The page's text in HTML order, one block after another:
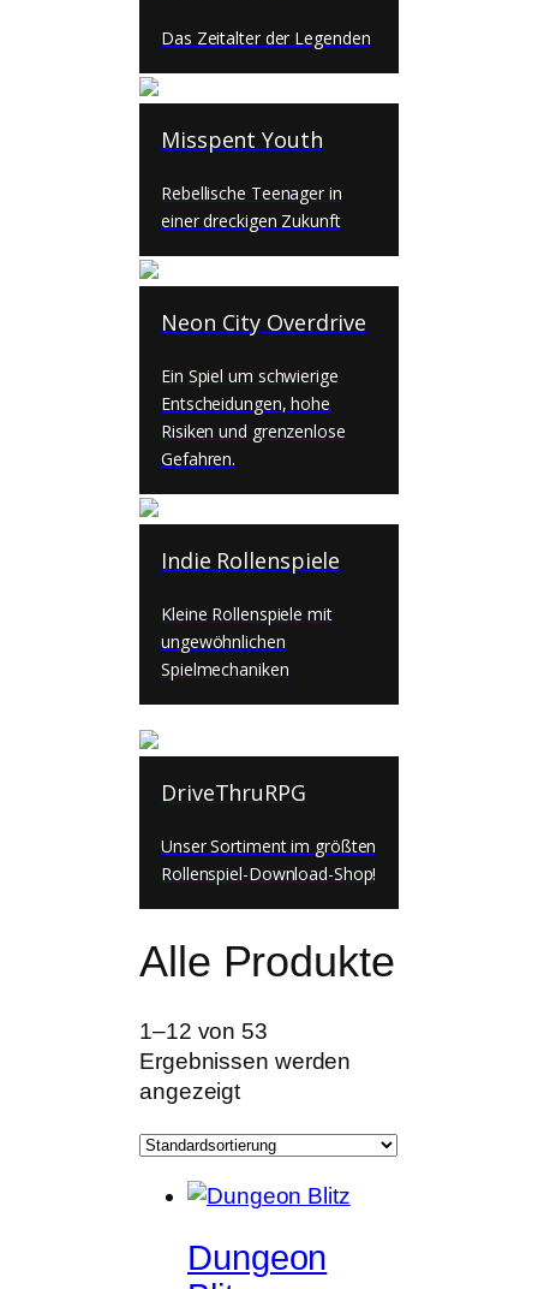
Das Zeitalter der Legenden
Misspent Youth
Rebellische Teenager in
einer dreckigen Zukunft
Neon City Overdrive
Ein Spiel um schwierige
Entscheidungen, hohe
Risiken und grenzenlose
Gefahren.
Indie Rollenspiele
Kleine Rollenspiele mit
ungewöhnlichen
Spielmechaniken
DriveThruRPG
Unser Sortiment im größten
Rollenspiel-Download-Shop!
Alle Produkte
1–12 von 53
Ergebnissen werden
angezeigt
Dungeon